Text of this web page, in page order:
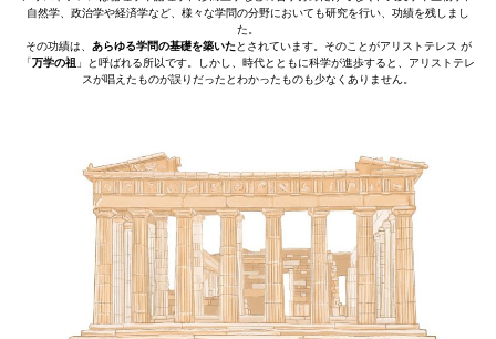
自然学、政治学や経済学など、様々な学問の分野においても研究を行い、功績を残しまし
た。
その功績は、 あらゆる学問の基礎を築いたとされています。そのことがアリストテレス が
「 万学の祖 」と呼ばれる所以です。しかし、時代とともに科学が進歩すると、アリストテレ
スが唱えたものが誤りだったとわかったものも少なくありません。